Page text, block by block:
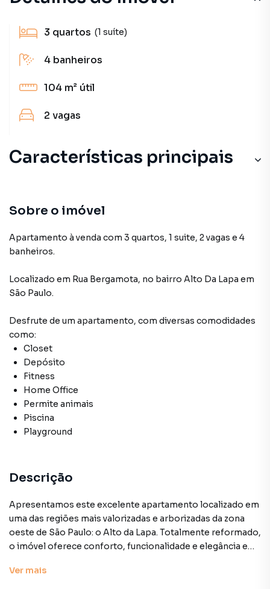
3 quartos (1 suíte)
4 banheiros
104 m² útil
2 vagas
Características principais
Sobre o imóvel
Apartamento à venda com 3 quartos, 1 suite, 2 vagas e 4
banheiros.
Localizado em Rua Bergamota, no bairro Alto Da Lapa em
São Paulo.
Desfrute de um apartamento, com diversas comodidades
como:
Closet
Depósito
Fitness
Home Office
Permite animais
Piscina
Playground
Descrição
Apresentamos este excelente apartamento localizado em
uma das regiões mais valorizadas e arborizadas da zona
oeste de São Paulo: o Alto da Lapa. Totalmente reformado,
o imóvel oferece conforto, funcionalidade e elegância em
Ver mais